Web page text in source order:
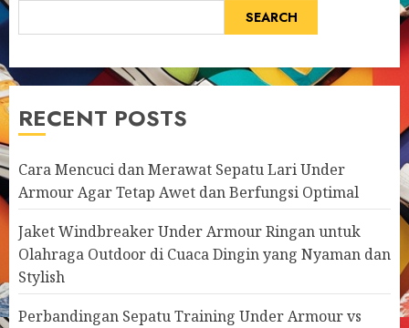
SEARCH
RECENT POSTS
Cara Mencuci dan Merawat Sepatu Lari Under
Armour Agar Tetap Awet dan Berfungsi Optimal
Jaket Windbreaker Under Armour Ringan untuk
Olahraga Outdoor di Cuaca Dingin yang Nyaman dan
Stylish
Perbandingan Sepatu Training Under Armour vs